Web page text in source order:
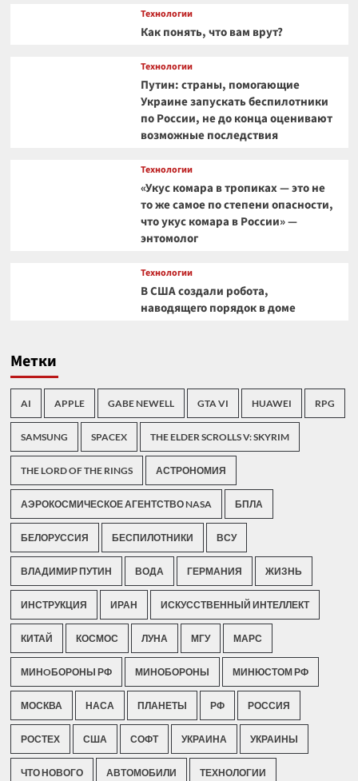
Технологии
Как понять, что вам врут?
Технологии
Путин: страны, помогающие
Украине запускать беспилотники
по России, не до конца оценивают
возможные последствия
Технологии
«Укус комара в тропиках — это не
то же самое по степени опасности,
что укус комара в России» —
энтомолог
Технологии
В США создали робота,
наводящего порядок в доме
Метки
AI APPLE GABE NEWELL GTA VI HUAWEI RPG
SAMSUNG SPACEX THE ELDER SCROLLS V: SKYRIM
THE LORD OF THE RINGS АСТРОНОМИЯ
АЭРОКОСМИЧЕСКОЕ АГЕНТСТВО NASA БПЛА
БЕЛОРУССИЯ БЕСПИЛОТНИКИ ВСУ
ВЛАДИМИР ПУТИН ВОДА ГЕРМАНИЯ ЖИЗНЬ
ИНСТРУКЦИЯ ИРАН ИСКУССТВЕННЫЙ ИНТЕЛЛЕКТ
КИТАЙ КОСМОС ЛУНА МГУ МАРС
МИНOБОРОНЫ РФ МИНОБОРОНЫ МИНЮСТОМ РФ
МОСКВА НАСА ПЛАНЕТЫ РФ РОССИЯ
РОСТЕХ США СОФТ УКРАИНА УКРАИНЫ
ЧТО НОВОГО АВТОМОБИЛИ ТЕХНОЛОГИИ